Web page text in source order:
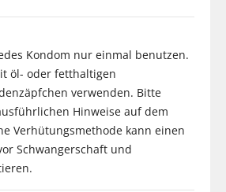
Kondom nur einmal benutzen.
öl- oder fetthaltigen
verwenden. Bitte
Hinweise auf dem
Verhütungsmethode kann einen
Schwangerschaft und